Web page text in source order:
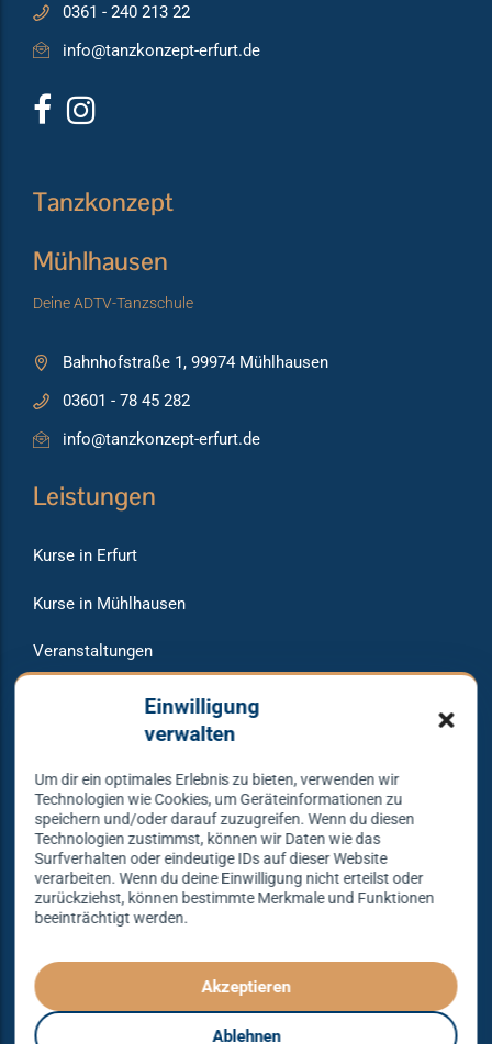
Einwilligung
verwalten
Um dir ein optimales Erlebnis zu bieten, verwenden wir
Technologien wie Cookies, um Geräteinformationen zu
speichern und/oder darauf zuzugreifen. Wenn du diesen
Technologien zustimmst, können wir Daten wie das
Surfverhalten oder eindeutige IDs auf dieser Website
verarbeiten. Wenn du deine Einwilligung nicht erteilst oder
zurückziehst, können bestimmte Merkmale und Funktionen
beeinträchtigt werden.
Akzeptieren
Ablehnen
0361 - 240 213 22
info@tanzkonzept-erfurt.de
Tanzkonzept
Mühlhausen
Deine ADTV-Tanzschule
Bahnhofstraße 1, 99974 Mühlhausen
03601 - 78 45 282
info@tanzkonzept-erfurt.de
Leistungen
Kurse in Erfurt
Kurse in Mühlhausen
Veranstaltungen
Raumvermietung
Warum bei uns tanzen?
Lass dich begeistern und probier es aus – Tanzen lernen
mit unserem Erfolgskonzept.
Spielend leicht und mit viel Spaß!
Denn Tanzen kann jeder lernen – mit dem richtigen
Konzept sogar ganz einfach – das gibt es nur bei
Tanzkonzept Erfurt.